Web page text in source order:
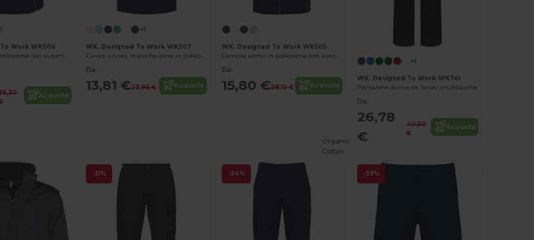
Work WK506
Blusa donna in policotone con automatici
Acquista
+1
WK. Designed To Work WK507
Tunica unisex maniche corte in policotone
Da:
13,81 €23,96 € Acquista
WK. Designed To Work WK505
Camicia uomo in policotone con automatici
Da:
15,80 €28,10 € Acquista
+1
WK. Designed To Work WK741
Pantalone donna da lavoro multitasche
Da:
26,78
€
40,50
€
Acquista
-31% -34% -39%
Organic
Cotton